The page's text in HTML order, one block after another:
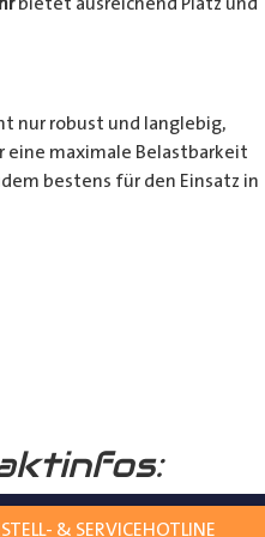
nur robust und langlebig,
eine maximale Belastbarkeit
bestens für den Einsatz in
& SERVICEHOTLINE